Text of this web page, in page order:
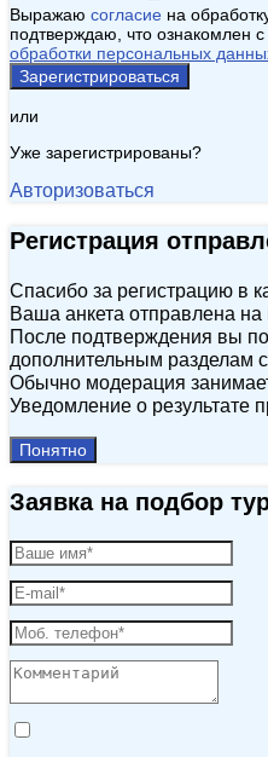
Выражаю согласие на
подтверждаю, что ознакомлен с
обработки персональных
Зарегистрироваться
или
Уже зарегистрированы?
Авторизоваться
Регистрация
Спасибо за регистрацию в
Ваша анкета отправлена на
После подтверждения вы
дополнительным разделам
Обычно модерация
Уведомление о результате
Понятно
Заявка на подбор